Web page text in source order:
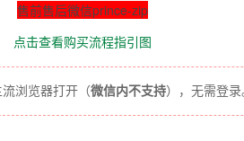
售前售后微信prince-zip
点击查看购买流程指引图
浏览器打开（微信内不支持），无需登录